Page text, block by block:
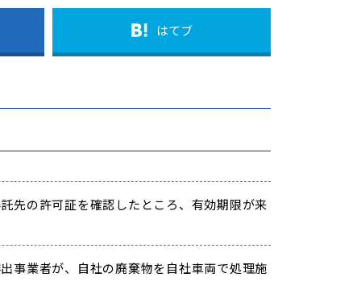
はてブ
先の許可証を確認したところ、有効期限が来
事業者が、自社の廃棄物を自社車両で処理施